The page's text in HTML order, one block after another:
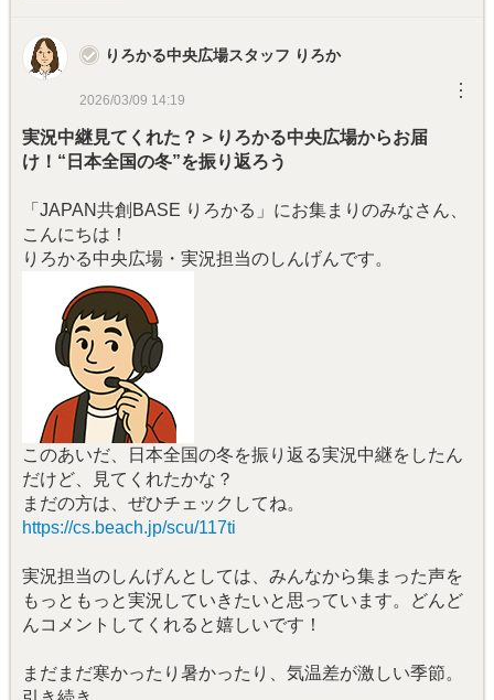
りろかる中央広場スタッフ りろか
2026/03/09 14:19 ︙
実況中継見てくれた？＞りろかる中央広場からお届
け！“日本全国の冬”を振り返ろう
「JAPAN共創BASE りろかる」にお集まりのみなさん、
こんにちは！
りろかる中央広場・実況担当のしんげんです。
このあいだ、日本全国の冬を振り返る実況中継をしたん
だけど、見てくれたかな？
まだの方は、ぜひチェックしてね。
https://cs.beach.jp/scu/117ti
実況担当のしんげんとしては、みんなから集まった声を
もっともっと実況していきたいと思っています。どんど
んコメントしてくれると嬉しいです！
まだまだ寒かったり暑かったり、気温差が激しい季節。